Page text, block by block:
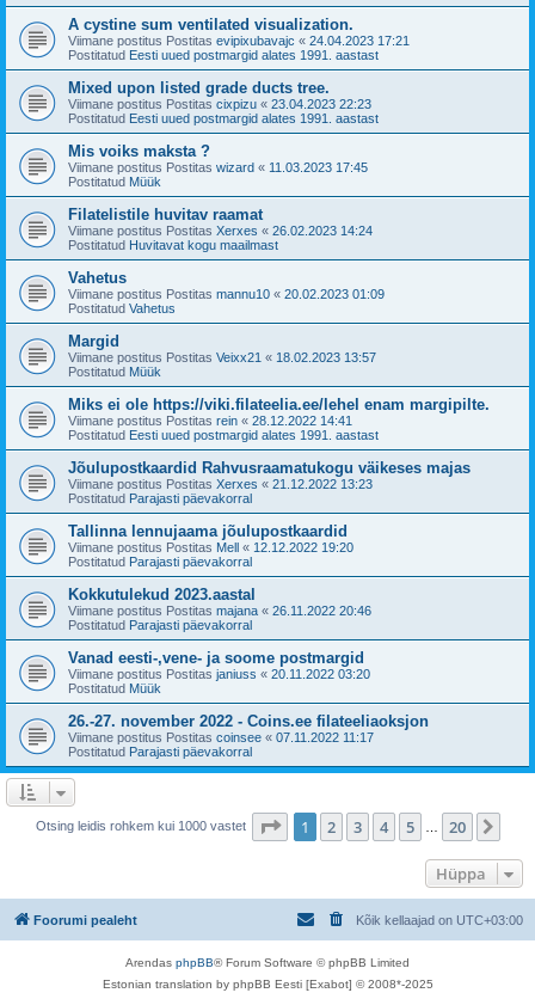
A cystine sum ventilated visualization.
Viimane postitus Postitas evipixubavajc « 24.04.2023 17:21
Postitatud Eesti uued postmargid alates 1991. aastast
Mixed upon listed grade ducts tree.
Viimane postitus Postitas cixpizu « 23.04.2023 22:23
Postitatud Eesti uued postmargid alates 1991. aastast
Mis voiks maksta ?
Viimane postitus Postitas wizard « 11.03.2023 17:45
Postitatud Müük
Filatelistile huvitav raamat
Viimane postitus Postitas Xerxes « 26.02.2023 14:24
Postitatud Huvitavat kogu maailmast
Vahetus
Viimane postitus Postitas mannu10 « 20.02.2023 01:09
Postitatud Vahetus
Margid
Viimane postitus Postitas Veixx21 « 18.02.2023 13:57
Postitatud Müük
Miks ei ole https://viki.filateelia.ee/lehel enam margipilte.
Viimane postitus Postitas rein « 28.12.2022 14:41
Postitatud Eesti uued postmargid alates 1991. aastast
Jõulupostkaardid Rahvusraamatukogu väikeses majas
Viimane postitus Postitas Xerxes « 21.12.2022 13:23
Postitatud Parajasti päevakorral
Tallinna lennujaama jõulupostkaardid
Viimane postitus Postitas Mell « 12.12.2022 19:20
Postitatud Parajasti päevakorral
Kokkutulekud 2023.aastal
Viimane postitus Postitas majana « 26.11.2022 20:46
Postitatud Parajasti päevakorral
Vanad eesti-,vene- ja soome postmargid
Viimane postitus Postitas janiuss « 20.11.2022 03:20
Postitatud Müük
26.-27. november 2022 - Coins.ee filateeliaoksjon
Viimane postitus Postitas coinsee « 07.11.2022 11:17
Postitatud Parajasti päevakorral
Otsing leidis rohkem kui 1000 vastet 1 . leht20 -st
1 2 3 4 5 20
Hüppa
Foorumi pealeht Kõik kellaajad on UTC+03:00
Arendas phpBB® Forum Software © phpBB Limited
Estonian translation by phpBB Eesti [Exabot] © 2008*-2025